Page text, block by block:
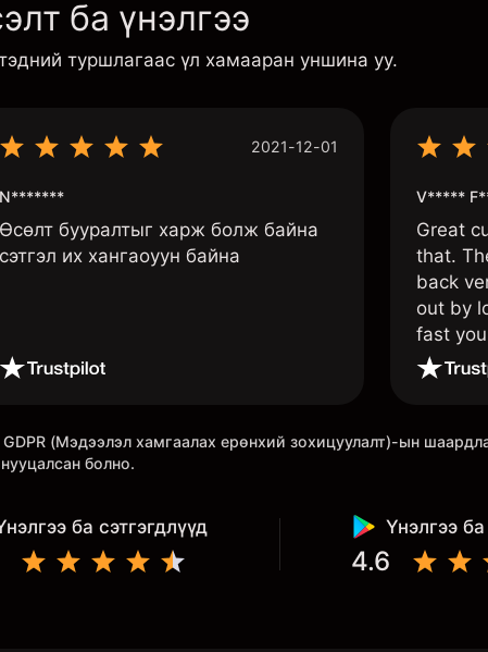
ба үнэлгээ
туршлагаас үл хамааран уншина уу.
2021-12-01
N*******
Өсөлт бууралтыг харж болж байна
сэтгэл их хангаоуун байна
V*****
Great
that.
back
out by
fast
once
(Мэдээлэл хамгаалах ерөнхий зохицуулалт)-ын
болно.
ба сэтгэгдлүүд Үнэлгээ ба
4.6